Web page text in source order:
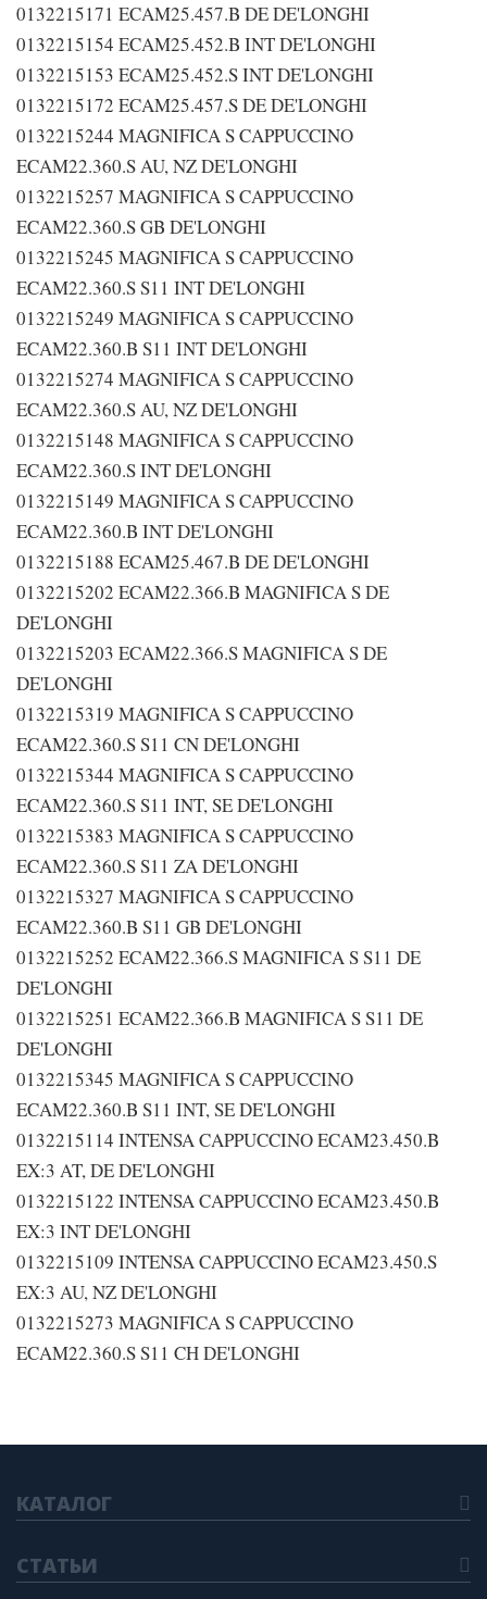
0132215171 ECAM25.457.B DE DE'LONGHI
0132215154 ECAM25.452.B INT DE'LONGHI
0132215153 ECAM25.452.S INT DE'LONGHI
0132215172 ECAM25.457.S DE DE'LONGHI
0132215244 MAGNIFICA S CAPPUCCINO
ECAM22.360.S AU, NZ DE'LONGHI
0132215257 MAGNIFICA S CAPPUCCINO
ECAM22.360.S GB DE'LONGHI
0132215245 MAGNIFICA S CAPPUCCINO
ECAM22.360.S S11 INT DE'LONGHI
0132215249 MAGNIFICA S CAPPUCCINO
ECAM22.360.B S11 INT DE'LONGHI
0132215274 MAGNIFICA S CAPPUCCINO
ECAM22.360.S AU, NZ DE'LONGHI
0132215148 MAGNIFICA S CAPPUCCINO
ECAM22.360.S INT DE'LONGHI
0132215149 MAGNIFICA S CAPPUCCINO
ECAM22.360.B INT DE'LONGHI
0132215188 ECAM25.467.B DE DE'LONGHI
0132215202 ECAM22.366.B MAGNIFICA S DE
DE'LONGHI
0132215203 ECAM22.366.S MAGNIFICA S DE
DE'LONGHI
0132215319 MAGNIFICA S CAPPUCCINO
ECAM22.360.S S11 CN DE'LONGHI
0132215344 MAGNIFICA S CAPPUCCINO
ECAM22.360.S S11 INT, SE DE'LONGHI
0132215383 MAGNIFICA S CAPPUCCINO
ECAM22.360.S S11 ZA DE'LONGHI
0132215327 MAGNIFICA S CAPPUCCINO
ECAM22.360.B S11 GB DE'LONGHI
0132215252 ECAM22.366.S MAGNIFICA S S11 DE
DE'LONGHI
0132215251 ECAM22.366.B MAGNIFICA S S11 DE
DE'LONGHI
0132215345 MAGNIFICA S CAPPUCCINO
ECAM22.360.B S11 INT, SE DE'LONGHI
0132215114 INTENSA CAPPUCCINO ECAM23.450.B
EX:3 AT, DE DE'LONGHI
0132215122 INTENSA CAPPUCCINO ECAM23.450.B
EX:3 INT DE'LONGHI
0132215109 INTENSA CAPPUCCINO ECAM23.450.S
EX:3 AU, NZ DE'LONGHI
0132215273 MAGNIFICA S CAPPUCCINO
ECAM22.360.S S11 CH DE'LONGHI
КАТАЛОГ
СТАТЬИ